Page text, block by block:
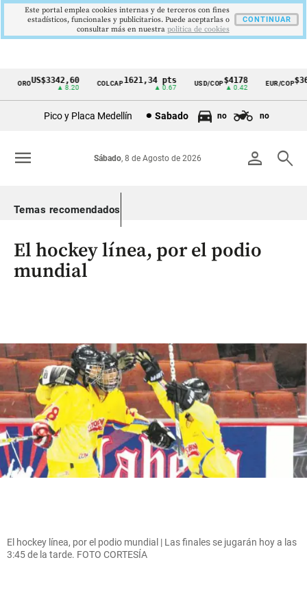
Cintillo
Colombia
OROUS$3342,60
▲ 8.20
COLCAP1621,34 pts
▲ 0.67
USD/COP$4178
▲ 0.42
EUR/COP
Pico y Placa Medellín Sabado no no
person search
Sábado, 8 de Agosto de 2026
menu
Temas recomendados
El hockey línea, por el podio
mundial
El hockey línea, por el podio mundial | Las finales se jugarán hoy a las
3:45 de la tarde. FOTO CORTESÍA
Este portal emplea cookies internas y de terceros con fines
estadísticos, funcionales y publicitarios. Puede aceptarlas o
consultar más en nuestra politica de cookies
CONTINUAR